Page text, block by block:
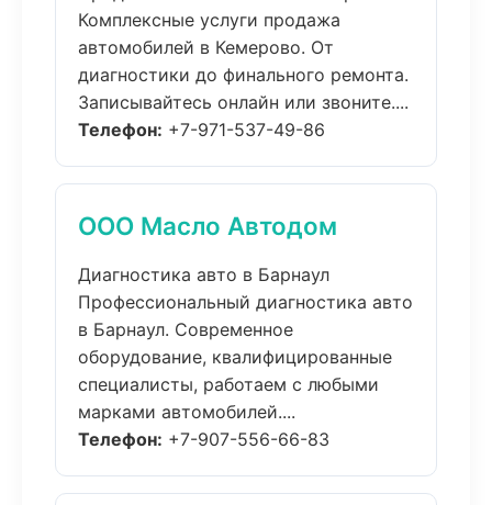
Комплексные услуги продажа
автомобилей в Кемерово. От
диагностики до финального ремонта.
Записывайтесь онлайн или звоните....
Телефон: +7-971-537-49-86
ООО Масло Автодом
Диагностика авто в Барнаул
Профессиональный диагностика авто
в Барнаул. Современное
оборудование, квалифицированные
специалисты, работаем с любыми
марками автомобилей....
Телефон: +7-907-556-66-83